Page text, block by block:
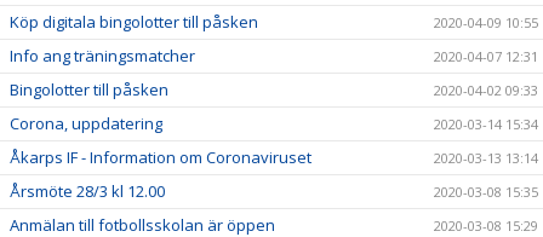
Köp digitala bingolotter till påsken 2020-04-09 10:55
Info ang träningsmatcher 2020-04-07 12:31
Bingolotter till påsken 2020-04-02 09:33
Corona, uppdatering 2020-03-14 15:34
Åkarps IF - Information om Coronaviruset 2020-03-13 13:14
Årsmöte 28/3 kl 12.00 2020-03-08 15:35
Anmälan till fotbollsskolan är öppen 2020-03-08 15:29